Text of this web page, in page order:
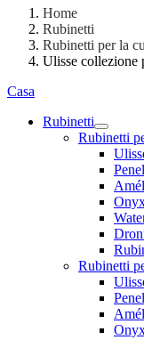
Home
Rubinetti
Rubinetti per la
Ulisse collezione
Casa
Rubinetti
Rubinetti
Rubinetti